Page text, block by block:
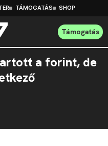
TÁMOGATÁS SHOP
Támogatás
a forint, de